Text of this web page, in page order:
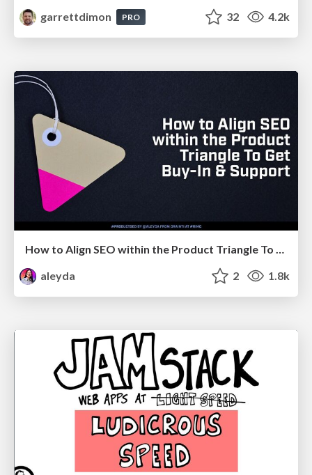
garrettdimon
PRO 32 4.2k
How to Align SEO within the Product Triangle To Get Buy-In & Support - #RIMC
aleyda
2 1.8k